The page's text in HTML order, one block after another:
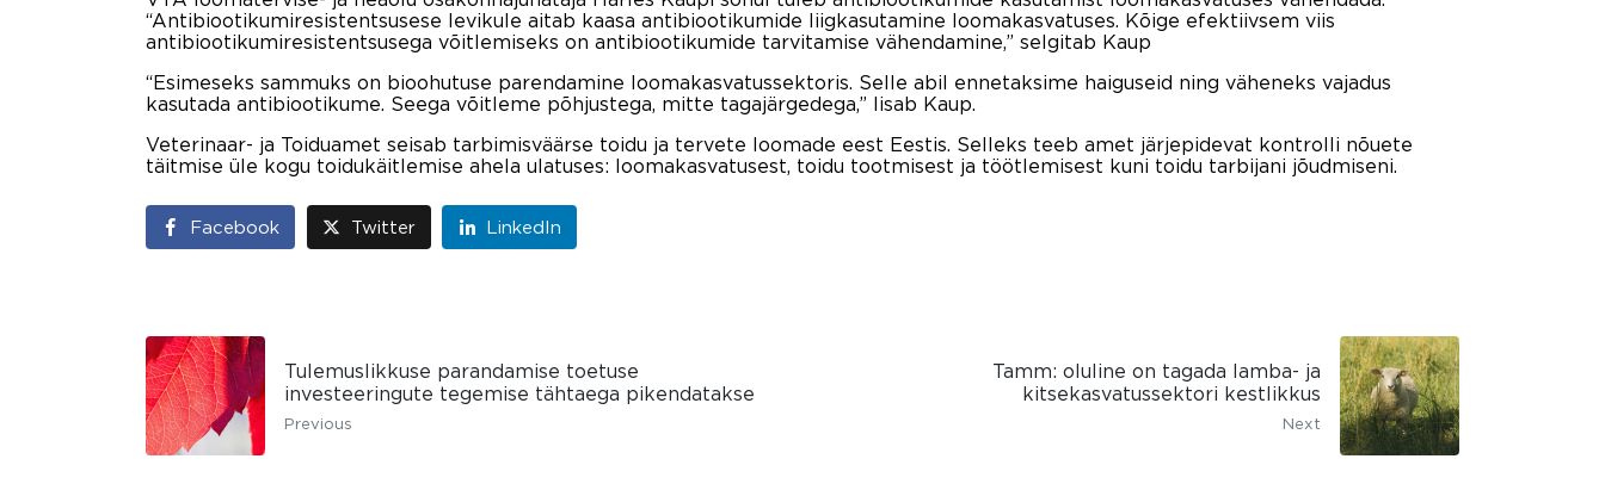
“Antibiootikumiresistentsusese levikule aitab kaasa antibiootikumide liigkasutamine loomakasvatuses. Kõige efektiivsem viis
antibiootikumiresistentsusega võitlemiseks on antibiootikumide tarvitamise vähendamine,” selgitab Kaup
“Esimeseks sammuks on bioohutuse parendamine loomakasvatussektoris. Selle abil ennetaksime haiguseid ning väheneks vajadus
kasutada antibiootikume. Seega võitleme põhjustega, mitte tagajärgedega,” lisab Kaup.
Veterinaar- ja Toiduamet seisab tarbimisväärse toidu ja tervete loomade eest Eestis. Selleks teeb amet järjepidevat kontrolli nõuete
täitmise üle kogu toidukäitlemise ahela ulatuses: loomakasvatusest, toidu tootmisest ja töötlemisest kuni toidu tarbijani jõudmiseni.
Facebook Twitter LinkedIn
Tulemuslikkuse parandamise toetuse
investeeringute tegemise tähtaega pikendatakse
Previous
Tamm: oluline on tagada lamba- ja
kitsekasvatussektori kestlikkus
Next